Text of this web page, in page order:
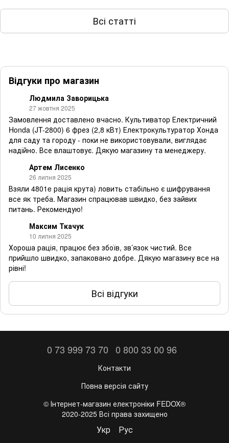
Всі статті
Відгуки про магазин
Людмила Заворицька
27 жовтня 2025
Замовлення доставлено вчасно. Культиватор Електричний
Honda (JT-2800) 6 фрез (2,8 кВт) Електрокультуратор Хонда
для саду та городу - поки не використовували, виглядає
надійно. Все влаштовує. Дякую магазину та менеджеру.
Артем Лисенко
26 липня 2025
Взяли 4801e рація крута) ловить стабільно є шифрування
все як треба. Магазин спрацював швидко, без зайвих
питань. Рекомендую!
Максим Ткачук
10 липня 2025
Хороша рація, працює без збоїв, зв’язок чистий. Все
прийшло швидко, запаковано добре. Дякую магазину все на
рівні!
Всі відгуки
0 73 999 73 70 0 800 33 00 96
Контакти
Повна версія сайту
©️ Інтернет-магазин електроніки FEDOX®
2020-2025 Всі права захищено
Укр Рус